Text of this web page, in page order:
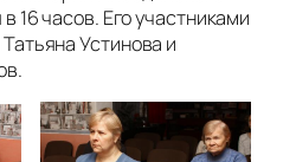
16 часов. Его участниками
Устинова и